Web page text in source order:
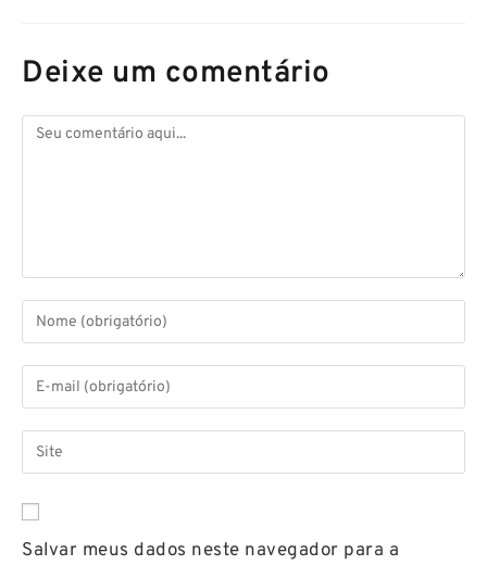
Deixe um comentário
Salvar meus dados neste navegador para a